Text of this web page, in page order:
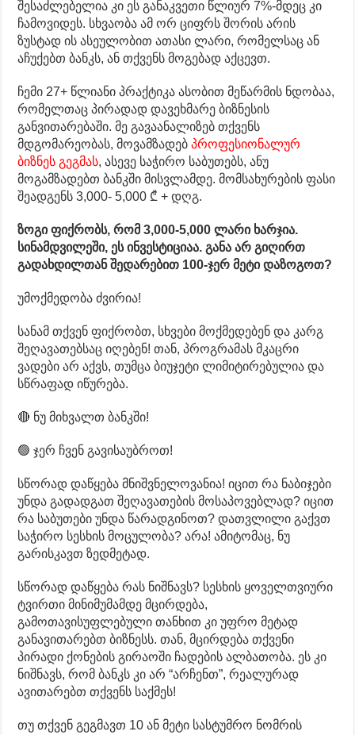
შესაძლებელია კი ეს განაკვეთი წლიურ 7%-მდეც კი
ჩამოვიდეს. სხვაობა ამ ორ ციფრს შორის არის
ზუსტად ის ასეულობით ათასი ლარი, რომელსაც ან
აჩუქებთ ბანკს, ან თქვენს მოგებად აქცევთ.
ჩემი 27+ წლიანი პრაქტიკა ასობით მეწარმის ნდობაა,
რომელთაც პირადად დავეხმარე ბიზნესის
განვითარებაში. მე გავაანალიზებ თქვენს
მდგომარეობას, მოვამზადებპროფესიონალურ
ბიზნეს გეგმას, ასევე საჭირო საბუთებს, ანუ
მოგამზადებთ ბანკში მისვლამდე. მომსახურების ფასი
შეადგენს 3,000- 5,000 ₾ + დღგ.
ზოგი ფიქრობს, რომ 3,000-5,000 ლარი ხარჯია.
სინამდვილეში, ეს ინვესტიციაა. განა არ გიღირთ
გადახდილთან შედარებით 100-ჯერ მეტი დაზოგოთ?
უმოქმედობა ძვირია!
სანამ თქვენ ფიქრობთ, სხვები მოქმედებენ და კარგ
შეღავათებსაც იღებენ! თან, პროგრამას მკაცრი
ვადები არ აქვს, თუმცა ბიუჯეტი ლიმიტირებულია და
სწრაფად იწურება.
🔴 ნუ მიხვალთ ბანკში!
🟢 ჯერ ჩვენ გავისაუბროთ!
სწორად დაწყება მნიშვნელოვანია! იცით რა ნაბიჯები
უნდა გადადგათ შეღავათების მოსაპოვებლად? იცით
რა საბუთები უნდა წარადგინოთ? დათვლილი გაქვთ
საჭირო სესხის მოცულობა? არა! ამიტომაც, ნუ
გარისკავთ ზედმეტად.
სწორად დაწყება რას ნიშნავს? სესხის ყოველთვიური
ტვირთი მინიმუმამდე მცირდება,
გამოთავისუფლებული თანხით კი უფრო მეტად
განავითარებთ ბიზნესს. თან, მცირდება თქვენი
პირადი ქონების გირაოში ჩადების ალბათობა. ეს კი
ნიშნავს, რომ ბანკს კი არ “არჩენთ”, რეალურად
ავითარებთ თქვენს საქმეს!
თუ თქვენ გეგმავთ 10 ან მეტი სასტუმრო ნომრის